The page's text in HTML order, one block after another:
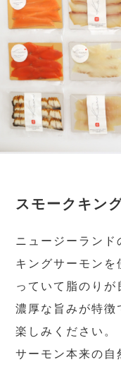
スモークキン
ニュージーランド
キングサーモンを
っていて脂のりが
濃厚な旨みが特徴
楽しみください。
サーモン本来の自